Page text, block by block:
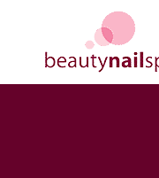
contenuto